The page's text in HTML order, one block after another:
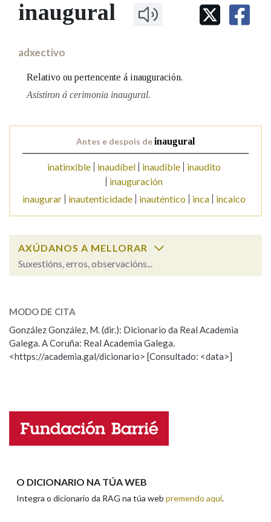
IDENTIDADE CORPORATIVA
MARCIAL DEL ADALID
FIGURAS HOMENAXEADAS
PRIMAVERA DAS LETRAS
PORTAL DAS PALABRAS
Facebook
TwitterYoutubeInstagram
Bluesky
BUSCAR NOS LEMAS
BUSCAR NO CONTIDO
OUTRAS OPCIÓNS DE BUSCA
Pertence a
LIMPAR
inaugural
adxectivo
Relativo ou pertencente á inauguración.
Asistiron á cerimonia inaugural.
Antes e despois deinaugural
inatinxible inaudíbel inaudible
inaudito
inauguración
inaugurar
inautenticidade inauténtico inca incaico
AXÚDANOS A MELLORAR
Suxestións, erros, observacións...
ESCOLLE UNHA OPCIÓN:
Observación Hai un erro na palabra
Propoño mellorar a definición
Nome
MODO DE CITA
González González, M. (dir.): Dicionario da Real Academia
Galega. A Coruña: Real Academia Galega.
<https://academia.gal/dicionario> [Consultado: <data>]
O DICIONARIO NA TÚA WEB
Integra o dicionario da RAG na túa web premendo aquí.